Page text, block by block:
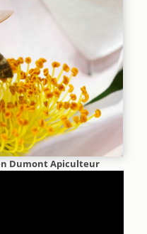
Dumont Apiculteur